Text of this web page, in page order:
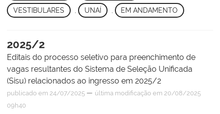
VESTIBULARES UNAÍ EM ANDAMENTO
2025/2
Editais do processo seletivo para preenchimento de
vagas resultantes do Sistema de Seleção Unificada
(Sisu) relacionados ao ingresso em 2025/2
publicado em 24/07/2025 — última modificação em 20/08/2025
09h40